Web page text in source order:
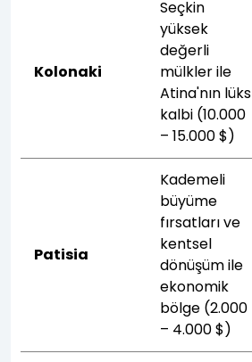
Kolonaki
Seçkin
yüksek
değerli
mülkler ile
Atina'nın lüks
kalbi (10.000
– 15.000 $)
Patisia
Kademeli
büyüme
fırsatları ve
kentsel
dönüşüm ile
ekonomik
bölge (2.000
– 4.000 $)